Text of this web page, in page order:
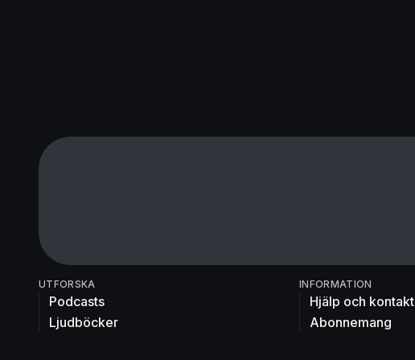
UTFORSKA
Podcasts
Ljudböcker
INFORMATION
Hjälp och kontakt
Abonnemang